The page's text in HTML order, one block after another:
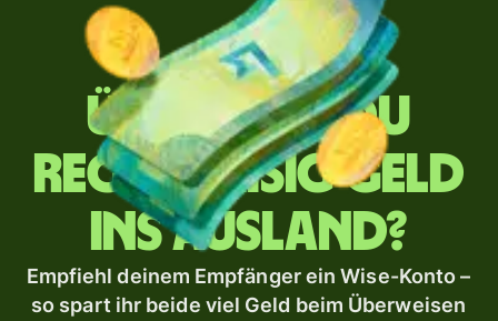
Überweist du
regelmäßig Geld
ins Ausland?
Empfiehl deinem Empfänger ein Wise-Konto –
so spart ihr beide viel Geld beim Überweisen